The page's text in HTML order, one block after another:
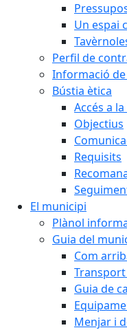
Un espai
Perfil de
Informació
Bústia ètica
Accés a
Objectius
Requisits
El municipi
Plànol
Guia del
Com
Guia de
Menjar i